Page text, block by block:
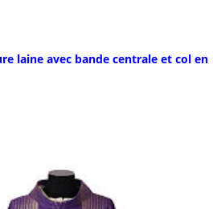
laine avec bande centrale et col en